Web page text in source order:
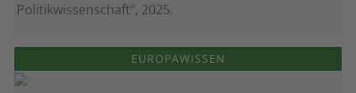
Politikwissenschaft", 2025.
EUROPAWISSEN